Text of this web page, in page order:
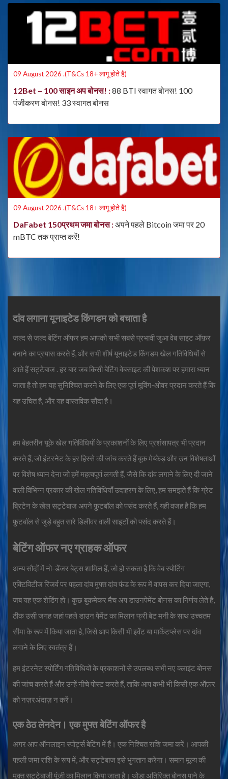
09 August 2026 .(T&Cs 18+ लागू होते हैं)
12Bet – 100 साइन अप बोनस!
88 BTI स्वागत बोनस! 100
पंजीकरण बोनस! 33 स्वागत बोनस
09 August 2026 .(T&Cs 18+ लागू होते हैं)
DaFabet 150प्रथम जमा बोनस अपने पहले Bitcoin जमा पर 20
mBTC तक प्राप्त करें!
दांव लगाना यूनाइटेड किंगडम को बचाता है
जल्द से जल्दबेटिंग ऑफरहम आपको सभी सबसे प्रभावी जुआ वेब साइट ऑफ़र
बनाने का प्रयास करते हैं, और सभी शीर्ष यूनाइटेड किंगडम खेल गतिविधियों से
आते हैंसट्टेबाज . हर बार जब किसी बेटिंग वेबसाइट की पेशकश पर हमारा ध्यान
जाता है तो हम यह सुनिश्चित करने के लिए एक पूर्ण मूविंग-ओवर प्रदान करते हैं कि
यह उचित है, और यह वास्तविक सौदा है।
हम बेहतरीन यूके खेल गतिविधियों के प्रकाशनों के लिए प्रशंसापत्र भी प्रदान
करते हैं, जो इंटरनेट के हर हिस्से की जांच करते हैंबूक मेय्केड़और उन विशेषताओं
पर विशेष ध्यान देना जो हमें महत्वपूर्ण लगती हैं, जैसे कि दांव लगाने के लिए दी जाने
वाली विभिन्न प्रकार की खेल गतिविधियाँ उदाहरण के लिए, हम समझते हैं कि ग्रेट
ब्रिटेन के खेल सट्टेबाज अपने फ़ुटबॉल को पसंद करते हैं, यही वजह है कि हम
फ़ुटबॉल से जुड़े बहुत सारे डिलीवर वाली साइटों को पसंद करते हैं।
बेटिंग ऑफरनए ग्राहक ऑफर
अन्य सौदों में नो-डेंजर बेट्स शामिल हैं, जो हो सकता है कि वेब स्पोर्टिंग
एक्टिविटीज रिजर्व पर पहला दांव मुफ्त दांव फंड के रूप में वापस कर दिया जाएगा,
जब यह एक शेडिंग हो। कुछ बुकमेकर मैच अप डाउनपेमेंट बोनस का निर्णय लेते हैं,
ठीक उसी जगह जहां पहले डाउन पेमेंट का मिलान फ्री बेट मनी के साथ उच्चतम
सीमा के रूप में किया जाता है, जिसे आप किसी भी इवेंट या मार्केटप्लेस पर दांव
लगाने के लिए स्वतंत्र हैं।
हम इंटरनेट स्पोर्टिंग गतिविधियों के प्रकाशनों से उपलब्ध सभी नए क्लाइंट बोनस
की जांच करते हैं और उन्हें नीचे पोस्ट करते हैं, ताकि आप कभी भी किसी एक ऑफ़र
को नज़रअंदाज़ न करें।
एक ठेठ लेनदेन। एक मुफ्त बेटिंग ऑफर है
अगर आप ऑनलाइन स्पोर्ट्स बेटिंग में हैं। एक निश्चित राशि जमा करें। आपकी
पहली जमा राशि के रूप में, और सट्टेबाज इसे भुगतान करेगा। समान मूल्य की
मुक्त सट्टेबाजी पूंजी का मिलान किया जाता है। थोड़ा अतिरिक्त बोनस पाने के